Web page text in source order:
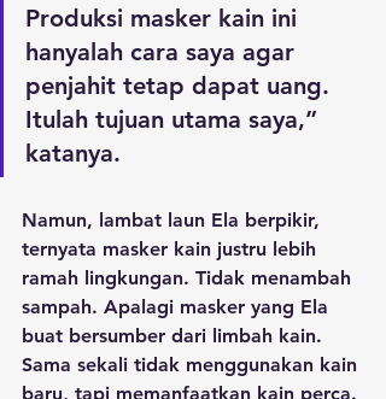
Produksi masker kain ini
hanyalah cara saya agar
penjahit tetap dapat uang.
Itulah tujuan utama saya,”
katanya.
Namun, lambat laun Ela berpikir,
ternyata masker kain justru lebih
ramah lingkungan. Tidak menambah
sampah. Apalagi masker yang Ela
buat bersumber dari limbah kain.
Sama sekali tidak menggunakan kain
baru, tapi memanfaatkan kain perca.